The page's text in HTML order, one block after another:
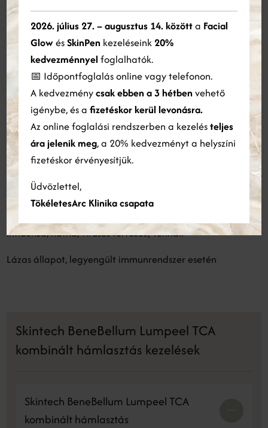
Kerüld az edzést, szaunát és napozást a kezelés előtti 24
órában.
Hozz magaddal esetleg egy kalapot vagy sapkát, hogy
hazafelé is óvd a frissen kezelt bőrt az UV-sugárzástól.
Mikor nem ajánljuk?
Friss napégés vagy közvetlen napozás után
Terhesség és szoptatás alatt (egyeztetés szükséges)
influenza, nátha, vírusos fertőzés) fennáll
Lázas állapot, legyengült immunrendszer esetén
Skintech BeneBellum Lumpeel TCA
kombinált hámlasztás kezelések
Skintech BeneBellum Lumpeel TCA
kombinált hámlasztás
2026. július 27. – augusztus 14. közötta Facial
GlowésSkinPen kezeléseink 20%
kedvezménnyel foglalhatók.
📅 Időpontfoglalás online vagy telefonon.
A kedvezménycsak ebben a 3 hétben vehető
igénybe, és a fizetéskor kerül levonásra.
Az online foglalási rendszerben a kezelésteljes
ára jelenik meg, a 20% kedvezményt a helyszíni
fizetéskor érvényesítjük.
Üdvözlettel,
TökéletesArc Klinika csapata
Ez a weboldal sütiket használ
Cookie-kat használunk a tartalom, a hirdetések személyre
szabására és a forgalom elemzésére. Webhelyünk Ön általi
használatára vonatkozó információkat megosztjuk hirdetési és
elemző partnereinkkel is, akik egyesíthetik azokat más
információkkal, amelyeket Ön biztosított számukra, vagy
amelyeket a szolgáltatásaik Ön általi használatából gyűjtöttek
össze.
Bővebben
ÖSSZES ELFOGADÁSA
ÖSSZES ELUTASÍTÁSA